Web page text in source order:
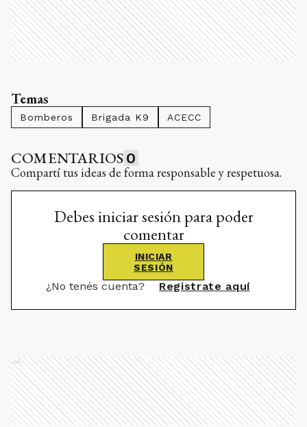
Temas
Bomberos Brigada K9 ACECC
COMENTARIOS 0
Compartí tus ideas de forma responsable y respetuosa.
Debes iniciar sesión para poder
comentar
INICIAR
SESIÓN
¿No tenés cuenta? Registrate aquí
Ads